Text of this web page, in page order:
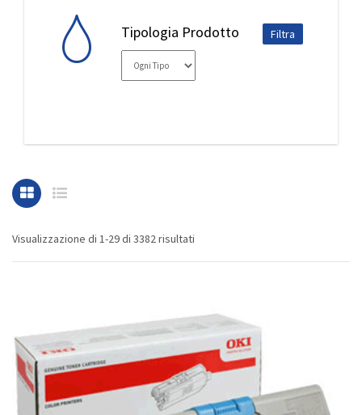
Tipologia Prodotto
Visualizzazione di 1-29 di 3382 risultati